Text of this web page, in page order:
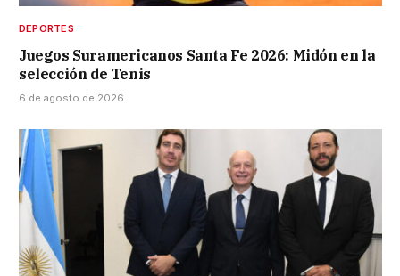
DEPORTES
Juegos Suramericanos Santa Fe 2026: Midón en la
selección de Tenis
6 de agosto de 2026